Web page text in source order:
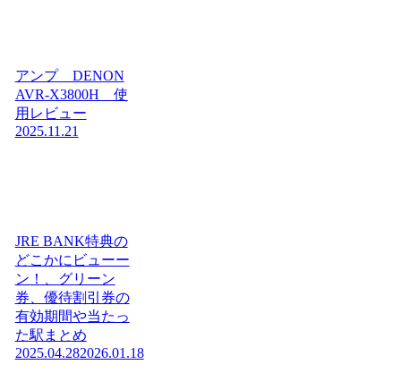
アンプ DENON
AVR-X3800H 使
用レビュー
2025.11.21
JRE BANK特典の
どこかにビューー
ン！、グリーン
券、優待割引券の
有効期間や当たっ
た駅まとめ
2025.04.282026.01.18